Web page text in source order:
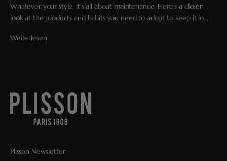
Whatever your style, it's all about maintenance. Here's a closer
look at the products and habits you need to adopt to keep it lo...
Weiterlesen
Plisson Newsletter